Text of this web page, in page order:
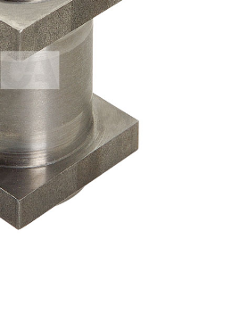
o ESC per uscire